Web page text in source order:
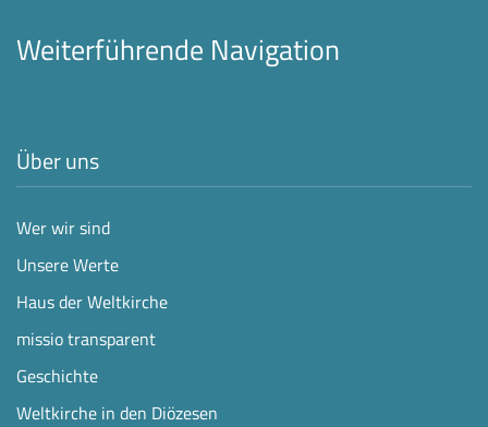
Weiterführende Navigation
Über uns
Wer wir sind
Unsere Werte
Haus der Weltkirche
missio transparent
Geschichte
Weltkirche in den Diözesen